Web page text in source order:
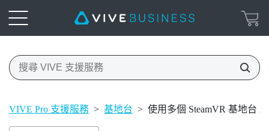
VIVE Pro 支援服務 > 基地台 > 使用多個 SteamVR 基地台